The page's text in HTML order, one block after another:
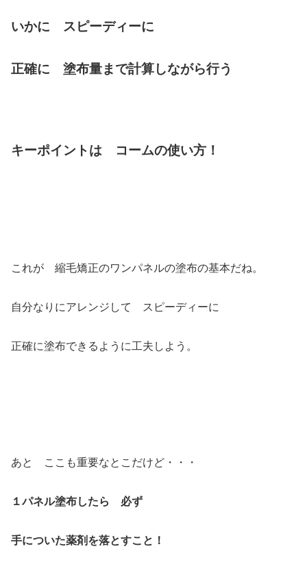
いかに スピーディーに
正確に 塗布量まで計算しながら行う
キーポイントは コームの使い方！
これが 縮毛矯正のワンパネルの塗布の基本だね。
自分なりにアレンジして スピーディーに
正確に塗布できるように工夫しよう。
あと ここも重要なとこだけど・・・
１パネル塗布したら 必ず
手についた薬剤を落とすこと！